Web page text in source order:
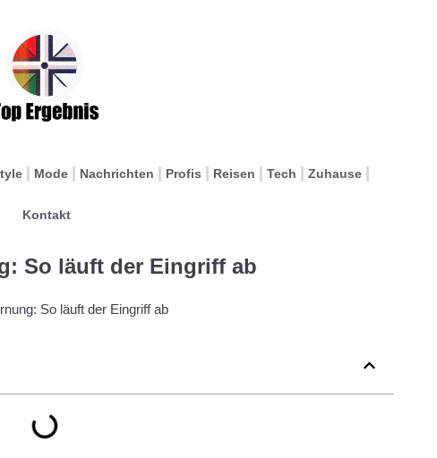
Mode Nachrichten Profis Reisen Tech Zuhause
Kontakt
So läuft der Eingriff ab